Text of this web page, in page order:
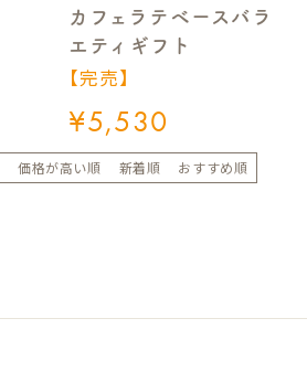
カフェラテベースバラ
エティギフト
【完売】
¥5,530
価格が高い順 新着順 おすすめ順